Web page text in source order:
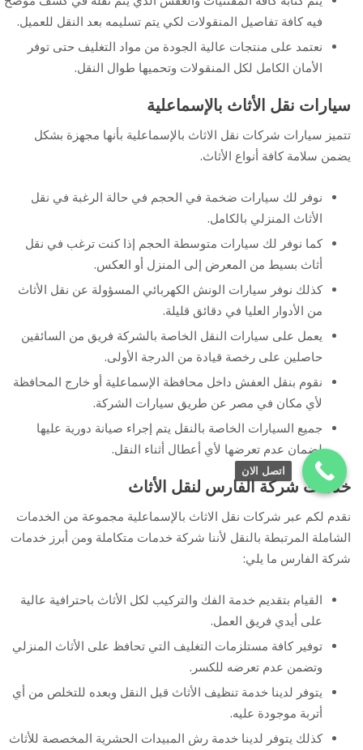
فيه كافة تفاصيل المنقولات لكي يتم تسليمه بعد النقل للعميل.
نعتمد على منتجات عالية الجودة من مواد التغليف حتى توفر
الأمان الكامل لكل المنقولات وتحميها طوال النقل.
سيارات نقل الأثاث بالإسماعلية
تتميز سيارات شركات نقل الاثاث بالإسماعلية بأنها مجهزة بشكل
يضمن سلامة كافة أنواع الأثاث.
نوفر لك سيارات ضخمة في الحجم في حالة الرغبة في نقل
الأثاث المنزلي بالكامل.
كما نوفر لك سيارات متوسطة الحجم إذا كنت ترغب في نقل
أثاث بسيط من المعرض إلى المنزل أو العكس.
كذلك نوفر سيارات الونش الكهربائي المسؤولة عن نقل الأثاث
من الأدوار العليا في دقائق قليلة.
يعمل على سيارات النقل الخاصة بالشركة فريق من السائقين
حاصلين على رخصة قيادة من الدرجة الأولى.
نقوم بنقل العفش داخل محافظة الإسماعلية أو خارج المحافظة
لأي مكان في مصر عن طريق سيارات الشركة.
جميع السيارات الخاصة بالنقل يتم إجراء صيانة دورية عليها
لضمان عدم تعرضها لأي أعطال أثناء النقل.
خدمات شركة الفارس لنقل الأثاث
نقدم لكم عبر شركات نقل الاثاث بالإسماعلية مجموعة من الخدمات
الشاملة المرتبطة بالنقل لأننا شركة خدمات متكاملة ومن أبرز خدمات
شركة الفارس ما يلي:
القيام بتقديم خدمة الفك والتركيب لكل الأثاث باحترافية عالية
على أيدي فريق العمل.
توفير كافة مستلزمات التغليف التي تحافظ على الأثاث المنزلي
وتضمن عدم تعرضه للكسر.
يتوفر لدينا خدمة تنظيف الأثاث قبل النقل وبعده للتخلص من أي
أتربة موجودة عليه.
كذلك يتوفر لدينا خدمة رش المبيدات الحشرية المخصصة للأثاث
اتصل الان